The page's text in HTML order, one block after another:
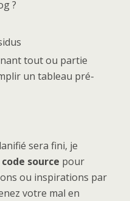
?
tout ou partie
un tableau pré-
sera fini, je
source pour
ou inspirations par
votre mal en